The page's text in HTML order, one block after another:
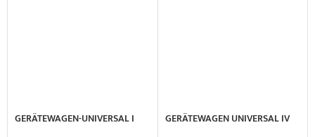
GERÄTEWAGEN-UNIVERSAL I GERÄTEWAGEN UNIVERSAL IV